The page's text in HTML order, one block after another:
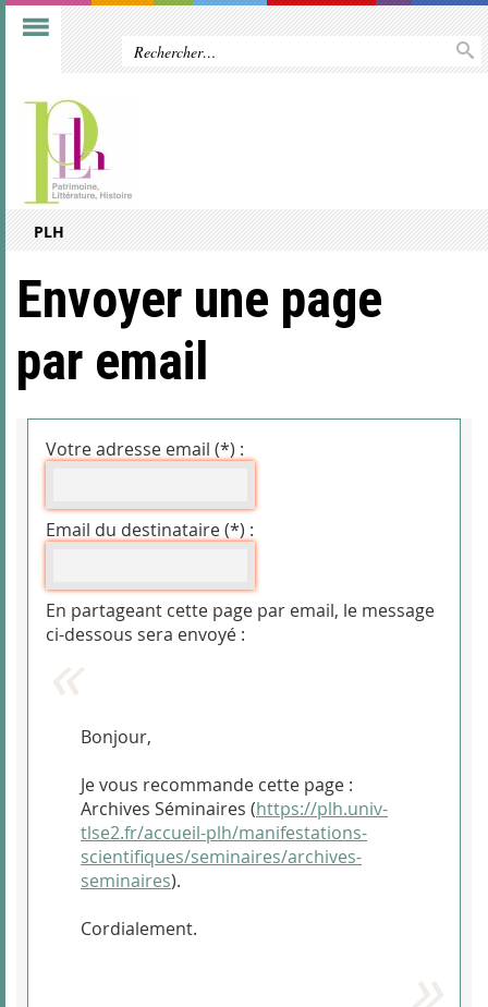
PLH
Envoyer une page
par email
Votre adresse email (*) :
Email du destinataire (*) :
En partageant cette page par email, le message
ci-dessous sera envoyé :
Bonjour,
Je vous recommande cette page :
Archives Séminaires (https://plh.univ-
tlse2.fr/accueil-plh/manifestations-
scientifiques/seminaires/archives-
seminaires).
Cordialement.